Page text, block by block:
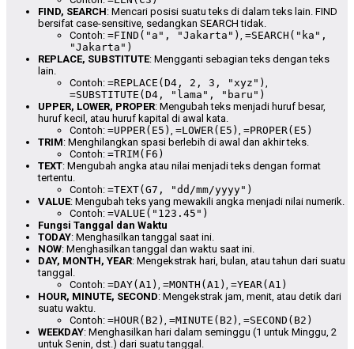
FIND, SEARCH: Mencari posisi suatu teks di dalam teks lain. FIND
bersifat case-sensitive, sedangkan SEARCH tidak.
Contoh: =FIND("a", "Jakarta") , =SEARCH("ka",
"Jakarta")
REPLACE, SUBSTITUTE: Mengganti sebagian teks dengan teks
lain.
Contoh: =REPLACE(D4, 2, 3, "xyz") ,
=SUBSTITUTE(D4, "lama", "baru")
UPPER, LOWER, PROPER: Mengubah teks menjadi huruf besar,
huruf kecil, atau huruf kapital di awal kata.
Contoh: =UPPER(E5) , =LOWER(E5) , =PROPER(E5)
TRIM: Menghilangkan spasi berlebih di awal dan akhir teks.
Contoh: =TRIM(F6)
TEXT: Mengubah angka atau nilai menjadi teks dengan format
tertentu.
Contoh: =TEXT(G7, "dd/mm/yyyy")
VALUE: Mengubah teks yang mewakili angka menjadi nilai numerik.
Contoh: =VALUE("123.45")
Fungsi Tanggal dan Waktu
TODAY: Menghasilkan tanggal saat ini.
NOW: Menghasilkan tanggal dan waktu saat ini.
DAY, MONTH, YEAR: Mengekstrak hari, bulan, atau tahun dari suatu
tanggal.
Contoh: =DAY(A1) , =MONTH(A1) , =YEAR(A1)
HOUR, MINUTE, SECOND: Mengekstrak jam, menit, atau detik dari
suatu waktu.
Contoh: =HOUR(B2) , =MINUTE(B2) , =SECOND(B2)
WEEKDAY: Menghasilkan hari dalam seminggu (1 untuk Minggu, 2
untuk Senin, dst.) dari suatu tanggal.